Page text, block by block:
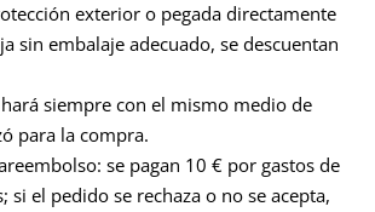
exterior o pegada directamente
sin embalaje adecuado, se descuentan
siempre con el mismo medio de
para la compra.
se pagan 10 € por gastos de
si el pedido se rechaza o no se acepta,